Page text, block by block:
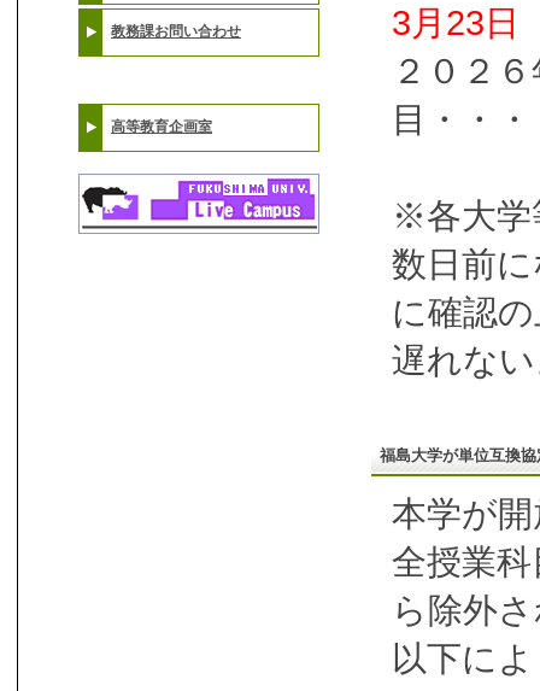
教務課お問い合わせ
高等教育企画室
3月23日
２０２
目・・
※各大学
数日前
に確認
遅れな
福島大学が単位互換
本学が
全授業
ら除外
以下に